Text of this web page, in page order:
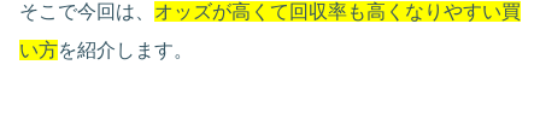
そこで今回は、 オッズが高くて回収率も高くなりやすい買
い方を紹介します。